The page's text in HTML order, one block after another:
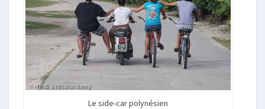
Le side-car polynésien